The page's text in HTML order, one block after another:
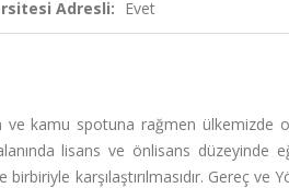
Adresli: Evet
ve kamu spotuna rağmen ülkemizde
alanında lisans ve önlisans
birbiriyle karşılaştırılmasıdır. Gereç